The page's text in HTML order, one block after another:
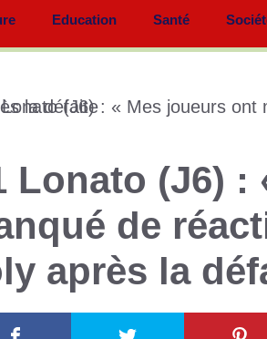
Education Santé
Lonato (J6) :
de
après la